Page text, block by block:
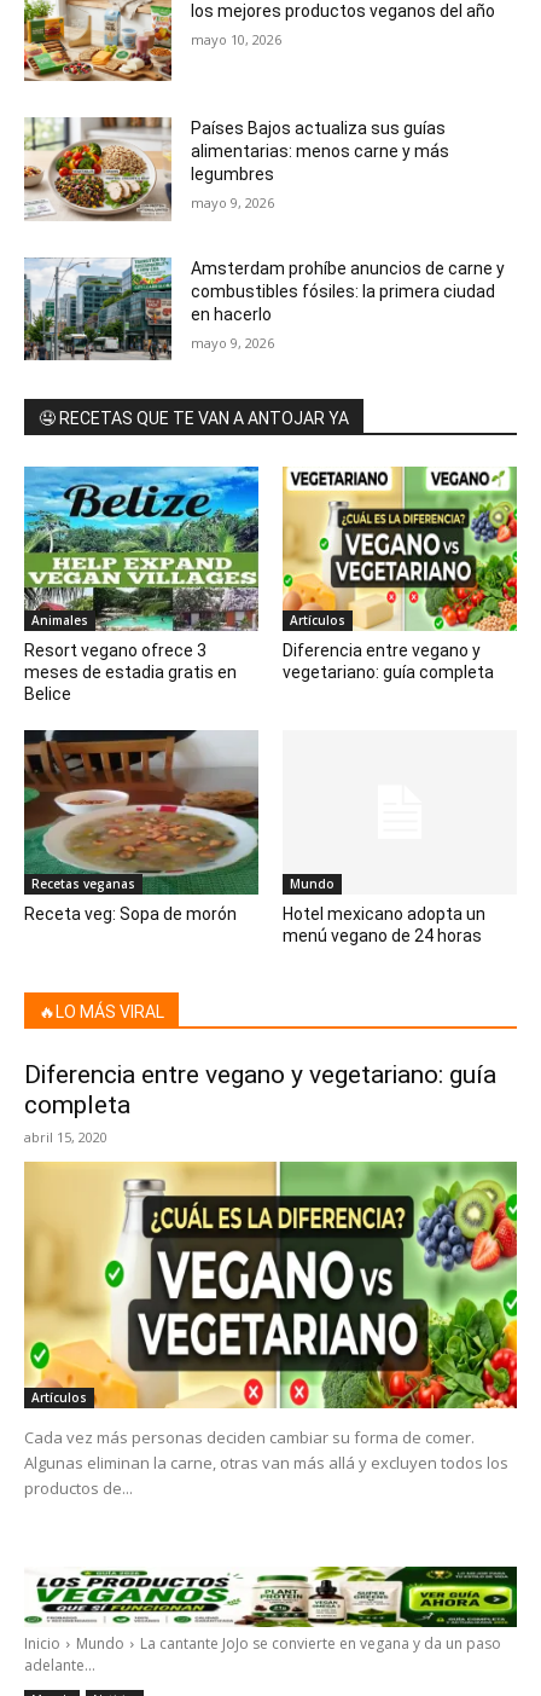
los mejores productos veganos del año
mayo 10, 2026
Países Bajos actualiza sus guías
alimentarias: menos carne y más
legumbres
mayo 9, 2026
Amsterdam prohíbe anuncios de carne y
combustibles fósiles: la primera ciudad
en hacerlo
mayo 9, 2026
🤤 RECETAS QUE TE VAN A ANTOJAR YA
Animales
Resort vegano ofrece 3
meses de estadia gratis en
Belice
Artículos
Diferencia entre vegano y
vegetariano: guía completa
Recetas veganas
Receta veg: Sopa de morón
Mundo
Hotel mexicano adopta un
menú vegano de 24 horas
🔥LO MÁS VIRAL
Diferencia entre vegano y vegetariano: guía
completa
abril 15, 2020
Artículos
Cada vez más personas deciden cambiar su forma de comer.
Algunas eliminan la carne, otras van más allá y excluyen todos los
productos de...